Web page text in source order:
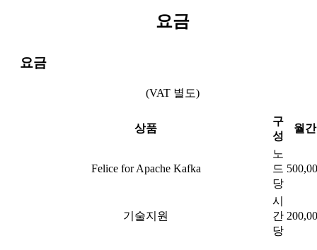
요금
요금
(VAT 별도)
상품
구
성
월간
Felice for Apache Kafka
노
드
당
기술지원
시
간
당